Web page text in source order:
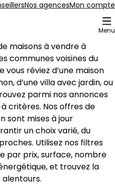
Nos agencesMon compte
Menu
La Grand-Croix
communes voisines du
vous rêviez d’une maison
, d’une villa avec jardin, ou
parmi nos annonces
critères. Nos offres de
sont mises à jour
un choix varié, du
Utilisez nos filtres
par prix, surface, nombre
et trouvez la